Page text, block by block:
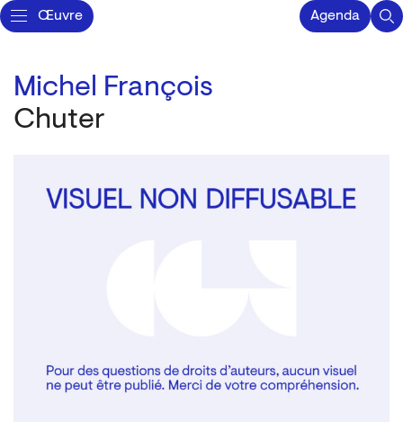
Œuvre Agenda
Michel François
Chuter